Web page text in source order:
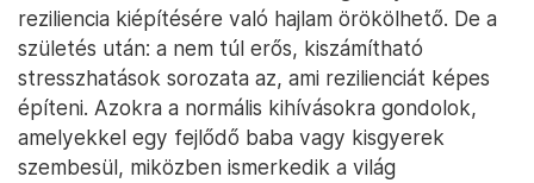
reziliencia kiépítésére való hajlam örökölhető. De a
születés után: a nem túl erős, kiszámítható
stresszhatások sorozata az, ami rezilienciát képes
építeni. Azokra a normális kihívásokra gondolok,
amelyekkel egy fejlődő baba vagy kisgyerek
szembesül, miközben ismerkedik a világ